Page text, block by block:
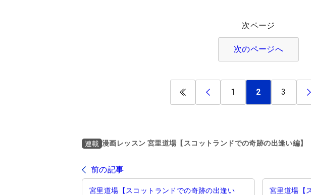
次ページ
次のページへ
1 2 3
連載 漫画レッスン 宮里道場【スコットランドでの奇跡の出逢い編】
前の記事
宮里道場【スコットランドでの奇跡の出逢い
宮里道場【